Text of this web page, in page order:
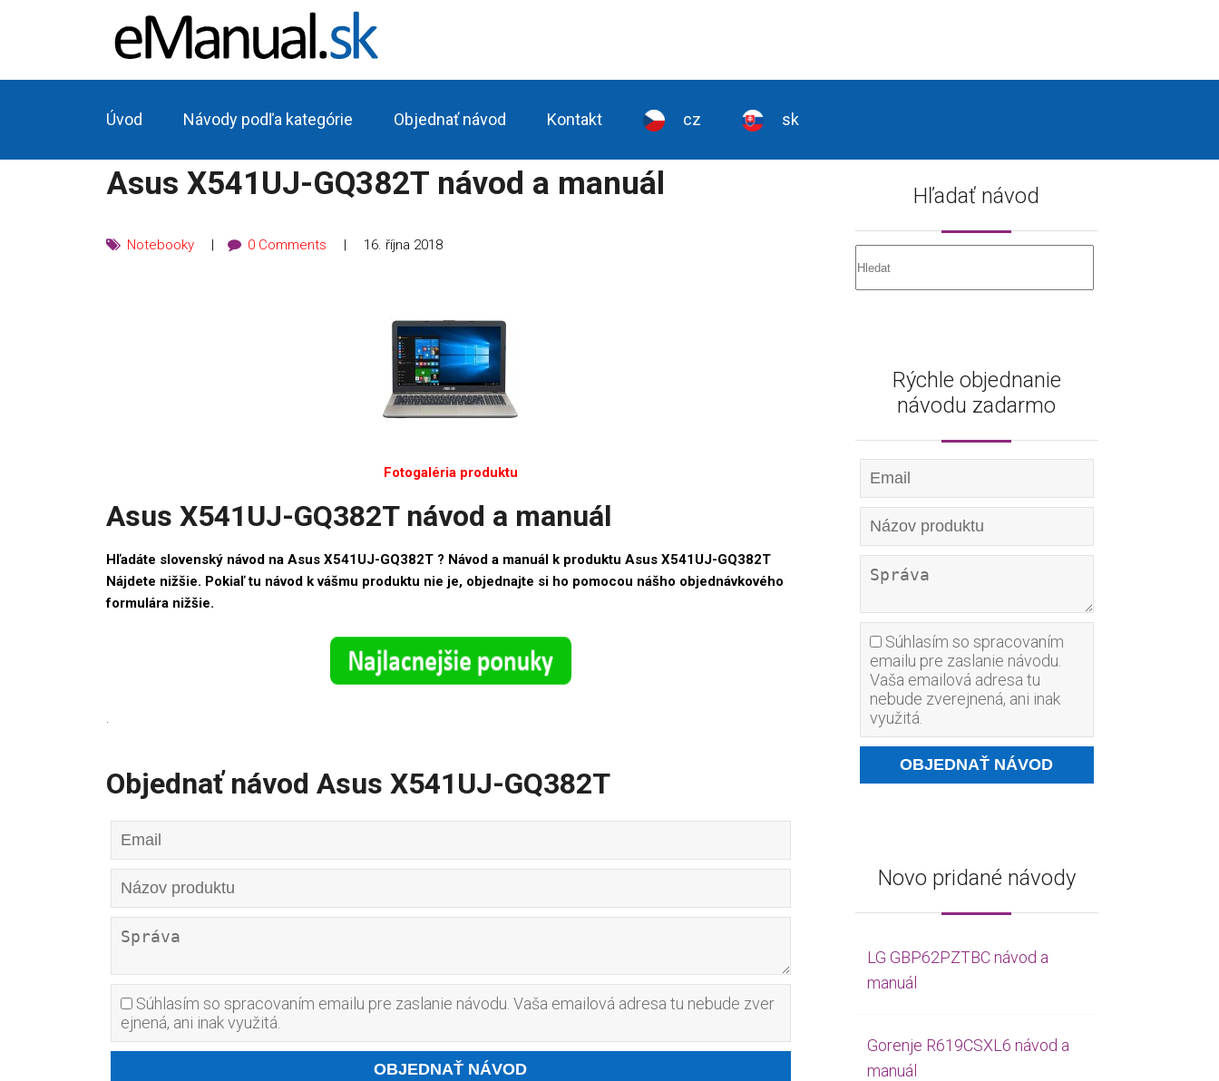
Úvod Návody podľa kategórie Objednať návod Kontakt cz sk
Asus X541UJ-GQ382T návod a manuál
Notebooky 0 Comments 16. října 2018
Fotogaléria produktu
Asus X541UJ-GQ382T návod a manuál
Hľadáte slovenský návod na Asus X541UJ-GQ382T ? Návod a manuál k produktu Asus X541UJ-GQ382T
Nájdete nižšie. Pokiaľ tu návod k vášmu produktu nie je, objednajte si ho pomocou nášho objednávkového
formulára nižšie.
.
Objednať návod Asus X541UJ-GQ382T
Súhlasím so spracovaním emailu pre zaslanie návodu. Vaša emailová adresa tu nebude zver
ejnená, ani inak využitá.
Hľadať návod
Rýchle objednanie
návodu zadarmo
Súhlasím so spracovaním
emailu pre zaslanie návodu.
Vaša emailová adresa tu
nebude zverejnená, ani inak
využitá.
Novo pridané návody
LG GBP62PZTBC návod a
manuál
Gorenje R619CSXL6 návod a
manuál